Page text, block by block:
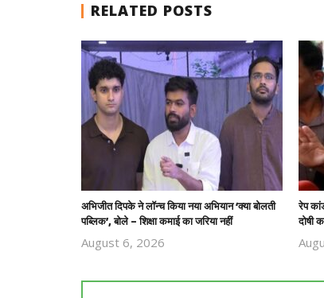
RELATED POSTS
अभिजीत दिपके ने लॉन्च किया नया अभियान ‘क्या बोलती
पब्लिक’, बोले – शिक्षा कमाई का जरिया नहीं
August 6, 2026
रेप
दोषी